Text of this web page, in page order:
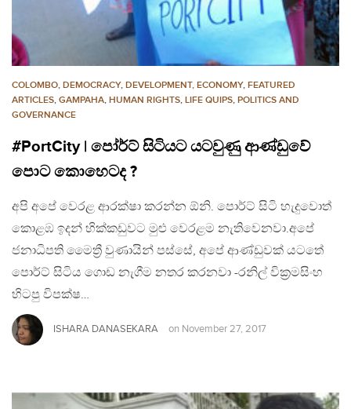
COLOMBO, DEMOCRACY, DEVELOPMENT, ECONOMY, FEATURED
ARTICLES, GAMPAHA, HUMAN RIGHTS, LIFE QUIPS, POLITICS AND
GOVERNANCE
#PortCity | පෝර්ට් සිටියට යටවුණු ආණ්ඩුවේ
පොට කොහෙටද ?
අපි අපේ වෙරළ ආරක්ෂා කරන්න ඕනි. පොර්ට් සිටි හැදුවොත්
කොළඹ ඉදන් හික්කඩුවට මුළු වෙරළම නැතිවෙනවා.අපේ
ජනාධිපති මෛත්‍රී වුණායින් පස්සේ, අපේ ආණ්ඩුවක් යටතේ
පොර්ට් සිටිය ගොඩ නැගීම නතර කරනවා -රනිල් වික්‍රමසිංහ
හිටපු විපක්ෂ…
ISHARA DANASEKARA on November 27, 2017